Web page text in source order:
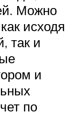
Можно
исходя
так и
и
по